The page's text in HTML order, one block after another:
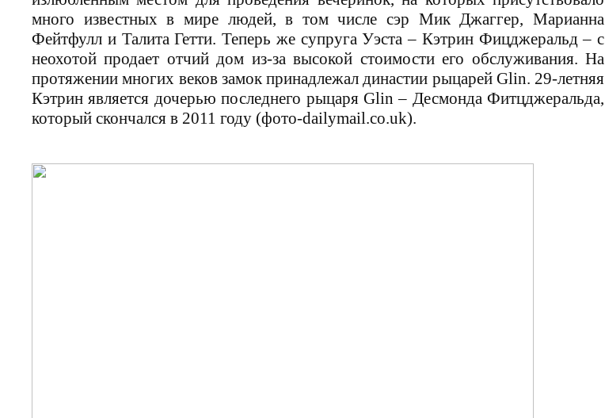
много известных в мире людей, в том числе сэр Мик Джаггер, Марианна
Фейтфулл и Талита Гетти. Теперь же супруга Уэста – Кэтрин Фицджеральд – с
неохотой продает отчий дом из-за высокой стоимости его обслуживания. На
протяжении многих веков замок принадлежал династии рыцарей Glin. 29-летняя
Кэтрин является дочерью последнего рыцаря Glin– Десмонда Фитцджеральда,
который скончался в 2011 году (фото-dailymail.co.uk).